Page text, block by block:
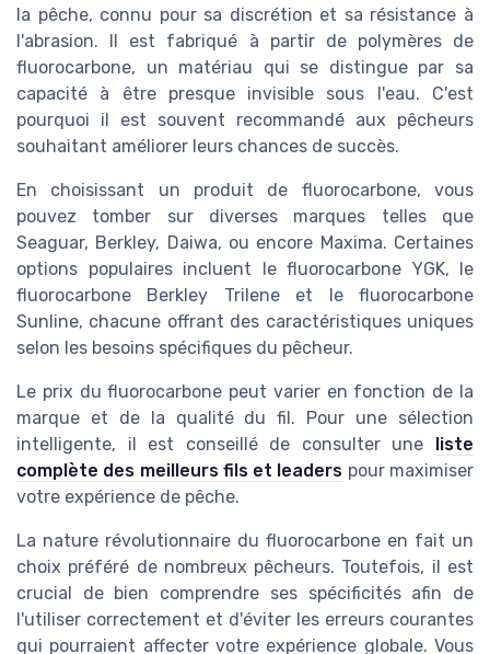
la pêche, connu pour sa discrétion et sa résistance à
l'abrasion. Il est fabriqué à partir de polymères de
fluorocarbone, un matériau qui se distingue par sa
capacité à être presque invisible sous l'eau. C'est
pourquoi il est souvent recommandé aux pêcheurs
souhaitant améliorer leurs chances de succès.
En choisissant un produit de fluorocarbone, vous
pouvez tomber sur diverses marques telles que
Seaguar, Berkley, Daiwa, ou encore Maxima. Certaines
options populaires incluent le fluorocarbone YGK, le
fluorocarbone Berkley Trilene et le fluorocarbone
Sunline, chacune offrant des caractéristiques uniques
selon les besoins spécifiques du pêcheur.
Le prix du fluorocarbone peut varier en fonction de la
marque et de la qualité du fil. Pour une sélection
intelligente, il est conseillé de consulter une
liste
complète des meilleurs fils et leaders pour maximiser
votre expérience de pêche.
La nature révolutionnaire du fluorocarbone en fait un
choix préféré de nombreux pêcheurs. Toutefois, il est
crucial de bien comprendre ses spécificités afin de
l'utiliser correctement et d'éviter les erreurs courantes
qui pourraient affecter votre expérience globale. Vous